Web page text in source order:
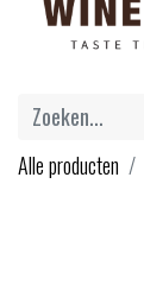
Alle producten